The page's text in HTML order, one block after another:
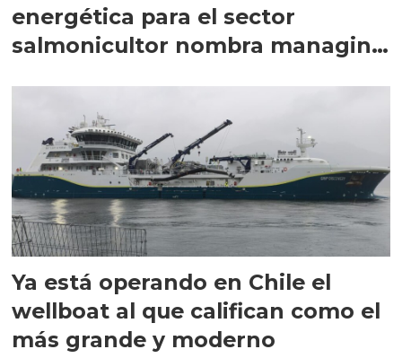
energética para el sector
salmonicultor nombra managing
Ya está operando en Chile el
wellboat al que califican como el
más grande y moderno